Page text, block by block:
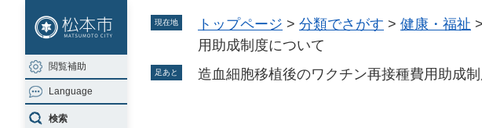
ジ
の
先
頭
ュ
ー
を
飛
閲覧補助
Language
検索
現在地 トップページ > 分類でさがす > 健康・福祉 >
用助成制度について
足あと 造血細胞移植後のワクチン再接種費用助成